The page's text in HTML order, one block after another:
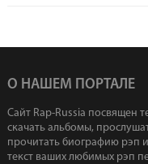
О НАШЕМ ПОРТАЛЕ
Сайт Rap-Russia посвящен
скачать альбомы,
прочитать биографию рэп
текст ваших любимых рэп